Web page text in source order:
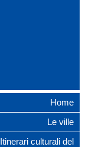
Home
Le ville
Itinerari culturali del